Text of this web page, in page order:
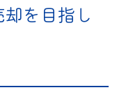
却を目指し